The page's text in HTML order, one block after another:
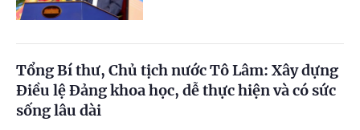
Tổng Bí thư, Chủ tịch nước Tô Lâm: Xây dựng
Điều lệ Đảng khoa học, dễ thực hiện và có sức
sống lâu dài